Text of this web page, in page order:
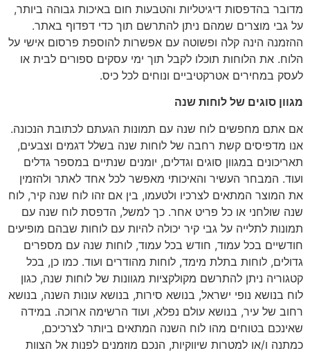
מדובר בהדפסות דיגיטליות והטבעות חום באיכות גבוהה ביותר,
על גבי מוצרים שמהם ניתן להתרשם תוך כדי דפדוף באתר.
ההזמנה הינה קלה ופשוטה עם אפשרות להוספת פרסום אישי על
הלוח. את הלוחות תוכלו לקבל תוך ימי עסקים ספורים לבית או
לעסק במחירים אטרקטיביים ונוחים לכל כיס.
מגוון סוגים של לוחות שנה
אם אתם מחפשים לוח שנה עם תמונות הגעתם לכתובת הנכונה.
אנו מדפיסים קשת רחבה של לוחות שנה בשלל דגמים וצבעים,
תאריכונים במגוון סוגים וגדלים, יומנים שנתיים במספר גדלים
ועוד. המבחר העשיר והאיכותי מאפשר לכל אחד לאתר ולהזמין
את המוצר המתאים לצרכיו ולטעמו, בין אם זהו לוח שנה קיר, לוח
שנה שולחני או כל פריט אחר. כך למשל, הדפסת לוח שנה עם
תמונות לתלייה על גבי קיר יכולה להיות עם לוחות שבהם מופיעים
חודשיים בכל עמוד, חודש בכל עמוד, לוחות שנה עם מספרים
גדולים, לוחות בתלת מימד, לוחות מהודרים ועוד. כמו כן, בכל
קטגוריה ניתן להתרשם מקולקציות מגוונות של לוחות שנה, כגון
לוח בנושא נופי ישראל, בנושא סירות, בנושא עונות השנה, בנושא
רחוב של עיר, בנושא עולם נפלא, ועוד הרשימה ארוכה. במידה
שאינכם בטוחים מהו לוח השנה המתאים ביותר לצרכיכם,
כמתנה ו/או למטרות שיווקיות, הנכם מוזמנים לפנות אל הצוות